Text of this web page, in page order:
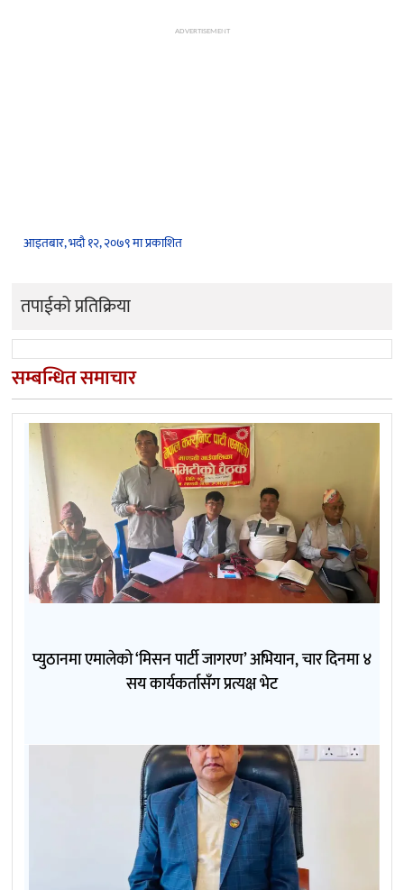
ADVERTISEMENT
आइतबार, भदौ १२, २०७९ मा प्रकाशित
तपाईको प्रतिक्रिया
सम्बन्धित समाचार
प्युठानमा एमालेको ‘मिसन पार्टी जागरण’ अभियान, चार दिनमा ४
सय कार्यकर्तासँग प्रत्यक्ष भेट